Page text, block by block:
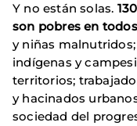
Y no están solas.
son pobres en
y niñas
indígenas y
territorios;
y hacinados
sociedad del